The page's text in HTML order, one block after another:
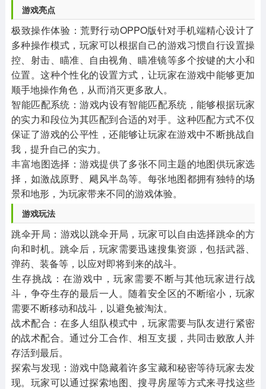
‌游戏亮点‌
‌极致操作体验‌：荒野行动OPPO版针对手机端精心设计了
多种操作模式，玩家可以根据自己的游戏习惯自行设置操
控、射击、瞄准、自由视角、瞄准镜等多个按键的大小和
位置。这种个性化的设置方式，让玩家在游戏中能够更加
顺手地操作角色，从而消灭更多敌人。
‌智能匹配系统‌：游戏内设有智能匹配系统，能够根据玩家
的实力和段位为其匹配到合适的对手。这种匹配方式不仅
保证了游戏的公平性，还能够让玩家在游戏中不断挑战自
我，提升自己的实力。
‌丰富地图选择‌：游戏提供了多张不同主题的地图供玩家选
择，如激战原野、飓风半岛等。每张地图都拥有独特的场
景和地形，为玩家带来不同的游戏体验。
‌游戏玩法‌
‌跳伞开局‌：游戏以跳伞开局，玩家可以自由选择跳伞的方
向和时机。跳伞后，玩家需要迅速搜集资源，包括武器、
弹药、装备等，以应对即将到来的战斗。
‌生存挑战‌：在游戏中，玩家需要不断与其他玩家进行战
斗，争夺生存的最后一人。随着安全区的不断缩小，玩家
需要不断移动和战斗，以避免被淘汰。
‌战术配合‌：在多人组队模式中，玩家需要与队友进行紧密
的战术配合。通过分工合作、相互支援，共同击败敌人并
存活到最后。
‌探索与发现‌：游戏中隐藏着许多宝藏和秘密等待玩家去发
现。玩家可以通过探索地图、搜寻房屋等方式来寻找这些